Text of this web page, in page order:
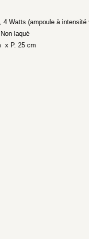
4 Watts (ampoule à intensité
laqué
x P. 25 cm